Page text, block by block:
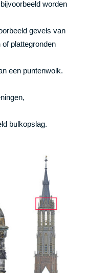
worden
gevels van
plattegronden
een puntenwolk.
bulkopslag.